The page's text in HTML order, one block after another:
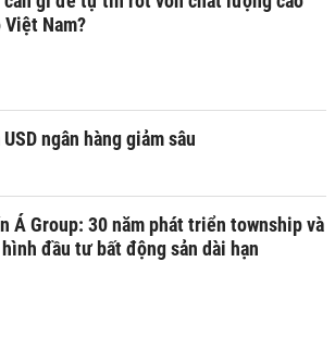
Việt Nam?
USD ngân hàng giảm sâu
Á Group: 30 năm phát triển township và
đầu tư bất động sản dài hạn